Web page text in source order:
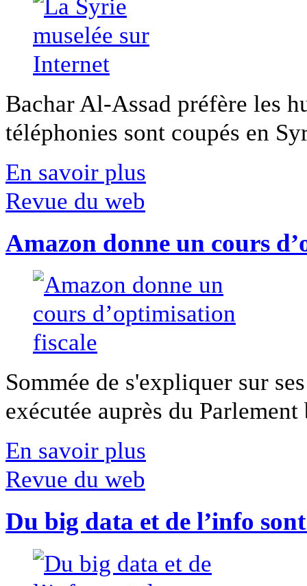
Bachar Al-Assad préfère les
téléphonies sont coupés en
En savoir plus
Revue du web
Amazon donne un cours
Sommée de s'expliquer sur
exécutée auprès du
En savoir plus
Revue du web
Du big data et de l’info